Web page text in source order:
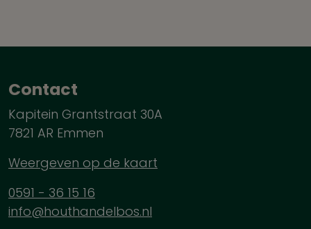
Contact
Kapitein Grantstraat 30A
7821 AR Emmen
Weergeven op de kaart
0591 - 36 15 16
info@houthandelbos.nl